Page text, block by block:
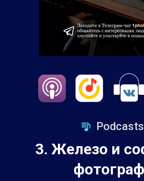
Podcasts
3. Железо и